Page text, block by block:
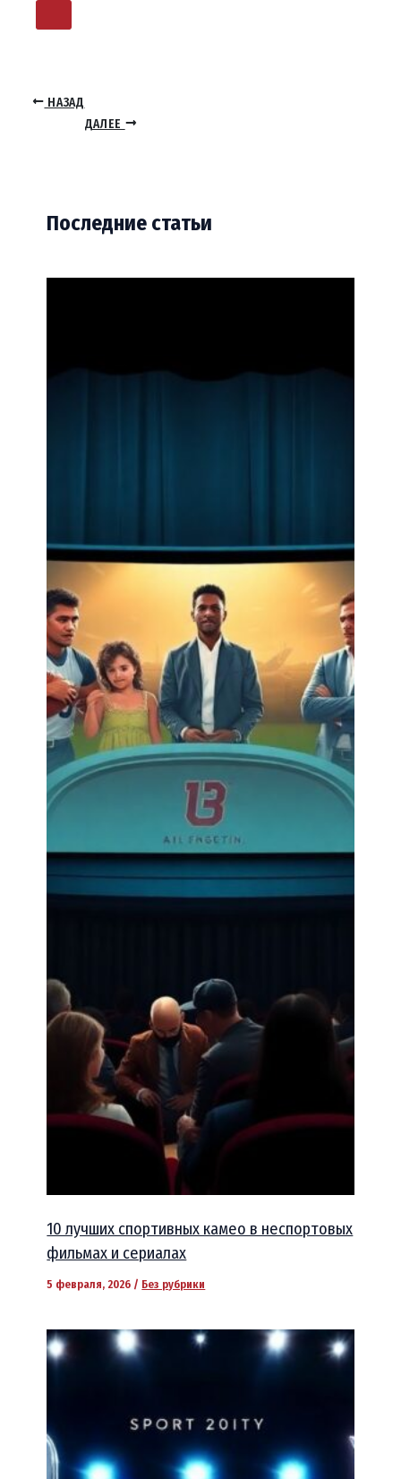
НАЗАД
ДАЛЕЕ
Последние статьи
10 лучших спортивных камео в неспортовых
фильмах и сериалах
5 февраля, 2026 / Без рубрики